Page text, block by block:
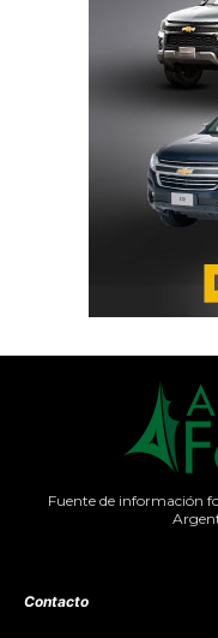
Fuente de información
Contacto